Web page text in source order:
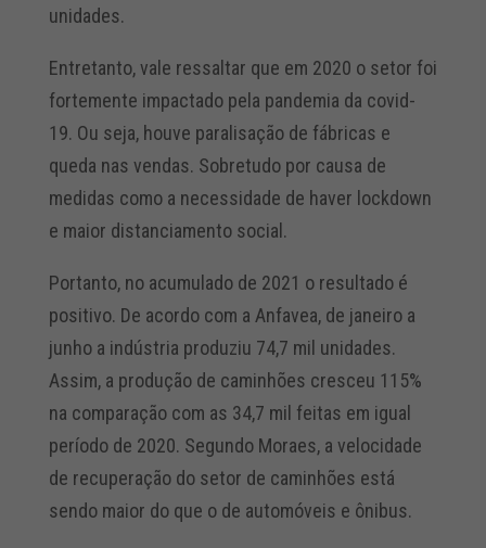
unidades.
Entretanto, vale ressaltar que em 2020 o setor foi
fortemente impactado pela pandemia da covid-
19. Ou seja, houve paralisação de fábricas e
queda nas vendas. Sobretudo por causa de
medidas como a necessidade de haver lockdown
e maior distanciamento social.
Portanto, no acumulado de 2021 o resultado é
positivo. De acordo com a Anfavea, de janeiro a
junho a indústria produziu 74,7 mil unidades.
Assim, a produção de caminhões cresceu 115%
na comparação com as 34,7 mil feitas em igual
período de 2020. Segundo Moraes, a velocidade
de recuperação do setor de caminhões está
sendo maior do que o de automóveis e ônibus.